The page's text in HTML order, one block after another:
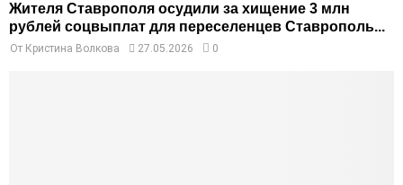
Жителя Ставрополя осудили за хищение 3 млн
рублей соцвыплат для переселенцев Ставрополь...
От Кристина Волкова 27.05.2026 0